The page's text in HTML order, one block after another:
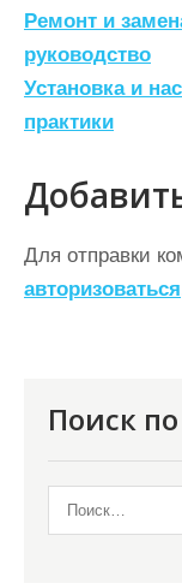
Н
а
в
и
г
а
ц
и
Ремонт и
руководство
Установка и
практики
Для отправки
авторизоваться
Поиск